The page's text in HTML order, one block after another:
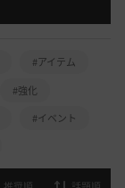
#アイテム
#強化
#イベント